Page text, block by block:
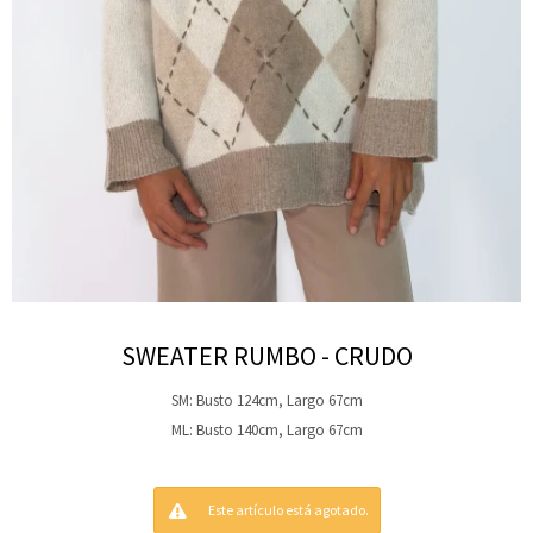
SWEATER RUMBO - CRUDO
SM: Busto 124cm, Largo 67cm
ML: Busto 140cm, Largo 67cm
Este artículo está agotado.